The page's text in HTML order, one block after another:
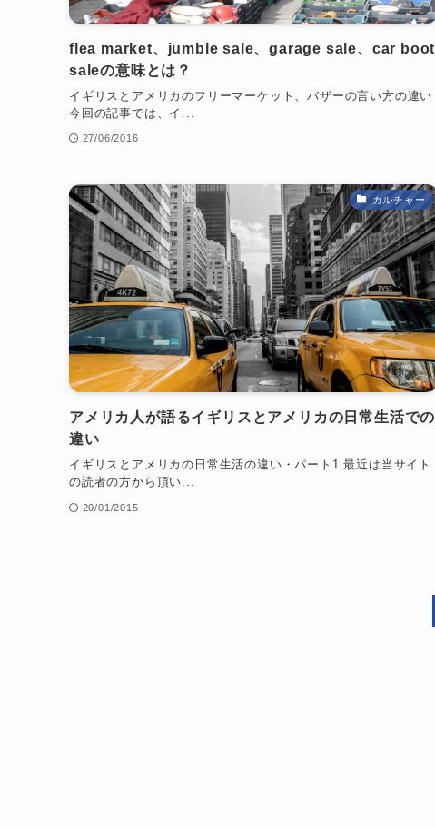
flea market、jumble sale、garage sale、car boot
saleの意味とは？
イギリスとアメリカのフリーマーケット、バザーの言い方の違い
今回の記事では、イ...
27/06/2016
カルチャー
アメリカ人が語るイギリスとアメリカの日常生活での
違い
イギリスとアメリカの日常生活の違い・パート1 最近は当サイト
の読者の方から頂い...
20/01/2015